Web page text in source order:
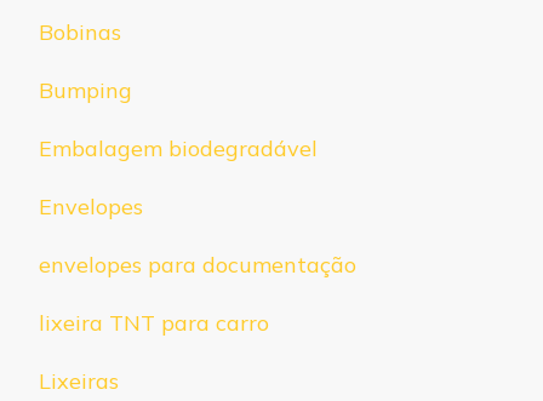
Bobinas
Bumping
Embalagem biodegradável
Envelopes
envelopes para documentação
lixeira TNT para carro
Lixeiras